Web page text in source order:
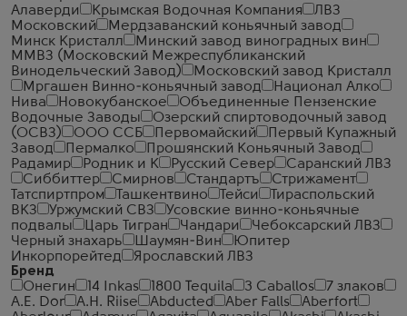
Алаверди
Крымская Водочная Компания
ЛВЗ
Московский
Мердзаванский коньячный завод
Минск Кристалл
Минский завод виноградных вин
ММВЗ (Московский Межреспубликанский
Винодельческий Завод)
Московский завод Кристалл
Мргашен Винно-коньячный завод
Национал Алко
Нива
Новокубанское
Объединенные Пензенские
Водочные Заводы
Озерский спиртоводочный завод
(ОСВЗ)
ООО ССБ Первомайский
Первый Купажный
Завод
Пермалко
Прошянский Коньячный Завод
Радамир
Родник и К Русский Север
Саранский ЛВЗ
Сиббиттер
Смирнов Стандартъ
Стрижамент
Татспиртпром
Ташкентвино Тейси
Тираспольский
ВКЗ
Уржумский СВЗ
Усовские винно-коньячные
подвалы
Царь Тигран Чандари
Чебоксарский ЛВЗ
Черный знахарь
Шаумян-Вин
Юпитер
Инкорпорейтед
Ярославский ЛВЗ
Бренд
Онегин
14 Inkas 1800 Tequila 3 Caballos
7 злаков
A.E. Dor
A.H. Riise Abducted Aber Falls
Aberfort